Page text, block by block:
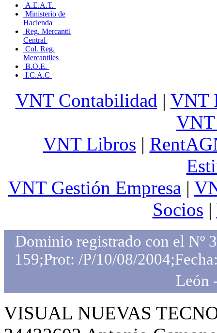
A.E.A.T.
Ministerio de
Hacienda
Reg. Mercantil
Central
Col. Reg.
Mercantiles
B.O.E.
I.C.A.C
VNT Contabilidad | VNT
VNT
VNT Libros |
VNT Gestión Empresa |
Socios |
Dominio registrado con el Nº
159;Prot: /P/10/08/
León
VISUAL NUEVAS